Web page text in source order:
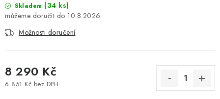
Skladem (34 ks)
10.8.2026
Možnosti doručení
8 290 Kč
6 851 Kč bez DPH